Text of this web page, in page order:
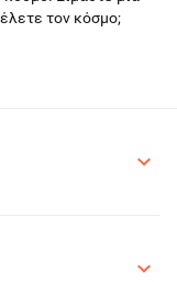
τον κόσμο;